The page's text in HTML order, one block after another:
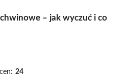
– jak wyczuć i co
24